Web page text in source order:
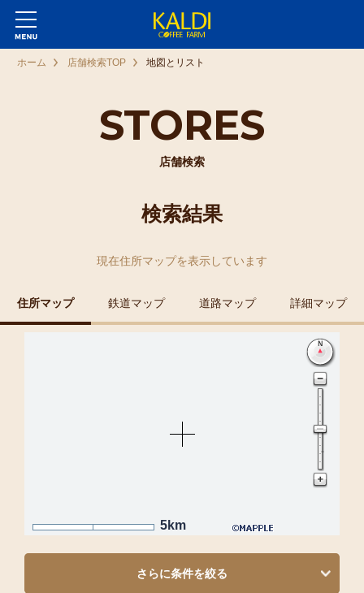
STORES
店舗検索
ホーム 店舗検索TOP 地図とリスト
検索結果
現在住所マップを表示しています
住所マップ 鉄道マップ 道路マップ 詳細マップ
5km
さらに条件を絞る